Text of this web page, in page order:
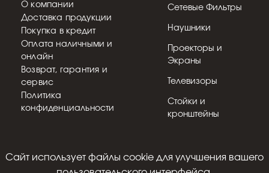
Сетевые Фильтры
Наушники
Проекторы и
Экраны
Телевизоры
Стойки и
кронштейны
О компании
Доставка продукции
Покупка в кредит
Оплата наличными и
онлайн
Возврат, гарантия и
сервис
Политика
конфиденциальности
© 2018 - 2026
Cайт использует файлы cookie для улучшения вашего